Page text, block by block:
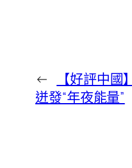
←
【好評中國
迸發“年夜能量”